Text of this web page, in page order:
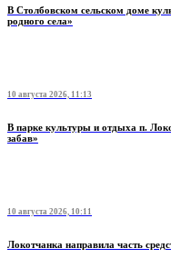
В Столбовском сельском доме
родного села»
10 августа 2026, 11:13
В парке культуры и отдыха п.
забав»
10 августа 2026, 10:11
Локотчанка направила часть